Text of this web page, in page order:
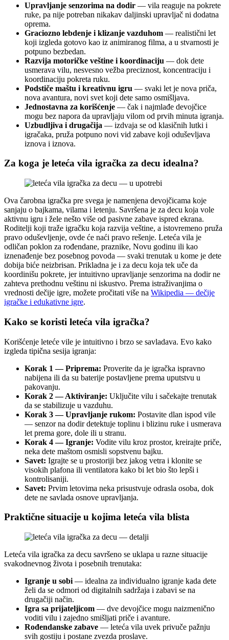
Upravljanje senzorima na dodir — vila reaguje na pokrete
ruke, pa nije potreban nikakav daljinski upravljač ni dodatna
oprema.
Graciozno lebdenje i klizanje vazduhom — realistični let
koji izgleda gotovo kao iz animiranog filma, a u stvarnosti je
potpuno bezbedan.
Razvija motoričke veštine i koordinaciju — dok dete
usmerava vilu, nesvesno vežba preciznost, koncentraciju i
koordinaciju pokreta ruku.
Podstiče maštu i kreativnu igru — svaki let je nova priča,
nova avantura, novi svet koji dete samo osmišljava.
Jednostavna za korišćenje — čak i najmlađe devojčice
mogu bez napora da upravljaju vilom od prvih minuta igranja.
Uzbudljiva i drugačija — izdvaja se od klasičnih lutki i
igračaka, pruža potpuno novi vid zabave koji oduševljava
iznova i iznova.
Za koga je leteća vila igračka za decu idealna?
Ova čarobna igračka pre svega je namenjena devojčicama koje
sanjaju o bajkama, vilama i letenju. Savršena je za decu koja vole
aktivnu igru i žele nešto više od pasivne zabave ispred ekrana.
Roditelji koji traže igračku koja razvija veštine, a istovremeno pruža
pravo oduševljenje, ovde će naći pravo rešenje. Leteća vila je
odličan poklon za rođendane, praznike, Novu godinu ili kao
iznenađenje bez posebnog povoda — svaki trenutak u kome je dete
dobija biće neizbrisan. Prikladna je i za decu koja tek uče da
koordinišu pokrete, jer intuitivno upravljanje senzorima na dodir ne
zahteva prethodnu veštinu ni iskustvo. Prema istraživanjima o
vrednosti dečije igre, možete pročitati više na Wikipedia — dečije
igračke i edukativne igre.
Kako se koristi leteća vila igračka?
Korišćenje leteće vile je intuitivno i brzo se savladava. Evo kako
izgleda tipična sesija igranja:
Korak 1 — Priprema: Proverite da je igračka ispravno
nabijena ili da su baterije postavljene prema uputstvu u
pakovanju.
Korak 2 — Aktiviranje: Uključite vilu i sačekajte trenutak
da se stabilizuje u vazduhu.
Korak 3 — Upravljanje rukom: Postavite dlan ispod vile
— senzor na dodir detektuje toplinu i blizinu ruke i usmerava
let prema gore, dole ili u stranu.
Korak 4 — Igranje: Vodite vilu kroz prostor, kreirajte priče,
neka dete maštom osmisli sopstvenu bajku.
Savet: Igrajte se u prostoriji bez jakog vetra i klonite se
visokih plafona ili ventilatora kako bi let bio što lepši i
kontrolisaniji.
Savet: Prvim letovima neka prisustvuje odrasla osoba, dok
dete ne savlada osnove upravljanja.
Praktične situacije u kojima leteća vila blista
Leteća vila igračka za decu savršeno se uklapa u razne situacije
svakodnevnog života i posebnih trenutaka:
Igranje u sobi — idealna za individualno igranje kada dete
želi da se odmori od digitalnih sadržaja i zabavi se na
drugačiji način.
Igra sa prijateljicom — dve devojčice mogu naizmenično
voditi vilu i zajedno smišljati priče i avanture.
Rođendanske zabave — leteća vila uvek privuče pažnju
svih gostiju i postane zvezda proslave.